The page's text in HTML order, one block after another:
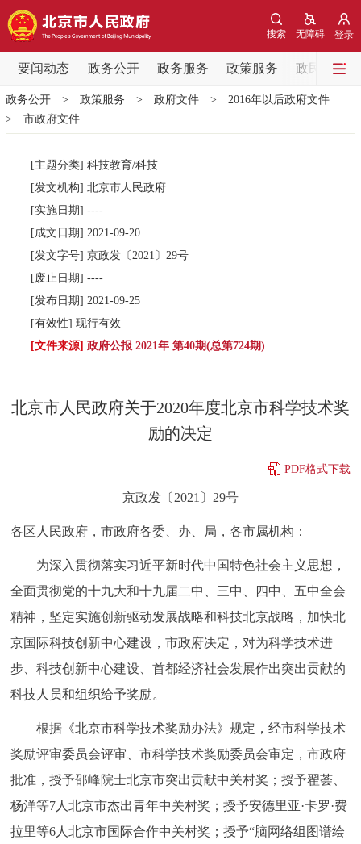
登录
无障碍
搜索
要闻动态 政务公开 政务服务 政策服务 政民互动
要闻动态
党中央精神 国务院信息 中央部委动态
各区热点
市领导
决策公开 专题公开
部门服务
中介服务 阳光政务
政民互动
12345网上接诉即办 我要咨询 我要建议
参与调查
走进北京
北京概况 十六区概览 人文北京
政务公开> 政策服务 > 政府文件> 2016年以后政府文件
> 市政府文件
[主题分类] 科技教育/科技
[发文机构] 北京市人民政府
[实施日期] ----
[成文日期] 2021-09-20
[发文字号] 京政发〔2021〕 29号
[废止日期] ----
[发布日期] 2021-09-25
[有效性] 现行有效
[文件来源] 政府公报 2021年 第40期(总第724期)
北京市人民政府关于2020年度北京市科学技术奖
励的决定
PDF格式下载
京政发〔2021〕29号
各区人民政府，市政府各委、办、局，各市属机构：
为深入贯彻落实习近平新时代中国特色社会主义思想，
全面贯彻党的十九大和十九届二中、三中、四中、五中全会
精神，坚定实施创新驱动发展战略和科技北京战略，加快北
京国际科技创新中心建设，市政府决定，对为科学技术进
步、科技创新中心建设、首都经济社会发展作出突出贡献的
科技人员和组织给予奖励。
根据《北京市科学技术奖励办法》规定，经市科学技术
奖励评审委员会评审、市科学技术奖励委员会审定，市政府
批准，授予邵峰院士北京市突出贡献中关村奖；授予翟荟、
杨洋等7人北京市杰出青年中关村奖；授予安德里亚·卡罗·费
拉里等6人北京市国际合作中关村奖；授予“脑网络组图谱绘